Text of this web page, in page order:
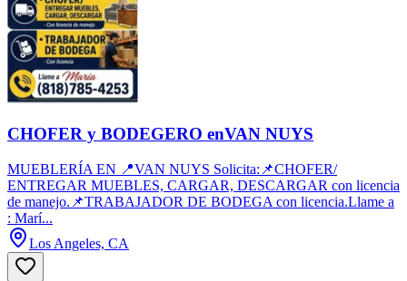
CHOFER y BODEGERO enVAN NUYS
MUEBLERÍA EN 📍VAN NUYS Solicita:📌CHOFER/
ENTREGAR MUEBLES, CARGAR, DESCARGAR con licencia
de manejo.📌TRABAJADOR DE BODEGA con licencia.Llame a
: Marí...
Los Angeles, CA